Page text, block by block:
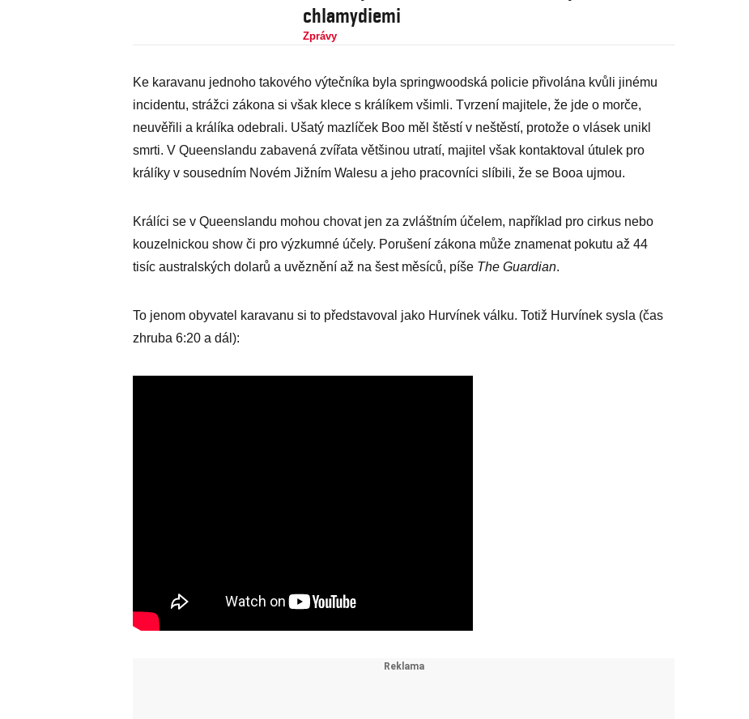
chlamydiemi
Zprávy
Ke karavanu jednoho takového výtečníka byla springwoodská policie přivolána kvůli jinému
incidentu, strážci zákona si však klece s králíkem všimli. Tvrzení majitele, že jde o morče,
neuvěřili a králíka odebrali. Ušatý mazlíček Boo měl štěstí v neštěstí, protože o vlásek unikl
smrti. V Queenslandu zabavená zvířata většinou utratí, majitel však kontaktoval útulek pro
králíky v sousedním Novém Jižním Walesu a jeho pracovníci slíbili, že se Booa ujmou.
Králíci se v Queenslandu mohou chovat jen za zvláštním účelem, například pro cirkus nebo
kouzelnickou show či pro výzkumné účely. Porušení zákona může znamenat pokutu až 44
tisíc australských dolarů a uvěznění až na šest měsíců, píše The Guardian.
To jenom obyvatel karavanu si to představoval jako Hurvínek válku. Totiž Hurvínek sysla (čas
zhruba 6:20 a dál):